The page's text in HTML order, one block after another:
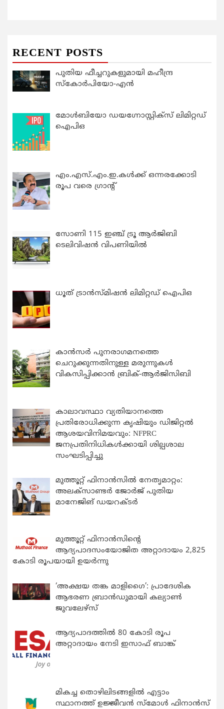
RECENT POSTS
പുതിയ ഫീച്ചറുകളുമായി മഹീന്ദ്ര
സ്കോർപിയോ-എൻ
മോൾബിയോ ഡയഗ്നോസ്റ്റിക്സ് ലിമിറ്റഡ്
ഐപിഒ
എം.എസ്.എം.ഇ.കൾക്ക് ഒന്നരക്കോടി
രൂപ വരെ ഗ്രാന്റ്
സോണി 115 ഇഞ്ച് ട്രൂ ആർജിബി
ടെലിവിഷൻ വിപണിയിൽ
ധൂത് ട്രാൻസ്മിഷൻ ലിമിറ്റഡ് ഐപിഒ
കാന്‍സര്‍ പുനരാഗമനത്തെ
ചെറുക്കുന്നതിനുള്ള മരുന്നുകള്‍
വികസിപ്പിക്കാന്‍ ബ്രിക്-ആര്‍ജിസിബി
കാലാവസ്ഥാ വ്യതിയാനത്തെ
പ്രതിരോധിക്കുന്ന കൃഷിയും ഡിജിറ്റൽ
ആശയവിനിമയവും: NFPRC
ജനപ്രതിനിധികൾക്കായി ശില്പശാല
സംഘടിപ്പിച്ചു
മുത്തൂറ്റ് ഫിനാൻസിൽ നേതൃമാറ്റം:
അലക്സാണ്ടർ ജോർജ് പുതിയ
മാനേജിങ് ഡയറക്ടർ
മുത്തൂറ്റ് ഫിനാൻസിന്റെ
ആദ്യപാദസംയോജിത അറ്റാദായം 2,825
കോടി രൂപയായി ഉയർന്നു
‘അക്ഷയ തങ്ക മാളിഗൈ’: പ്രാദേശിക
ആഭരണ ബ്രാന്‍ഡുമായി കല്യാണ്‍
ജുവലേഴ്‌സ്
ആദ്യപാദത്തിൽ 80 കോടി രൂപ
അറ്റാദായം നേടി ഇസാഫ് ബാങ്ക്
മികച്ച തൊഴിലിടങ്ങളിൽ എട്ടാം
സ്ഥാനത്ത് ഉജ്ജീവൻ സ്മോൾ ഫിനാൻസ്